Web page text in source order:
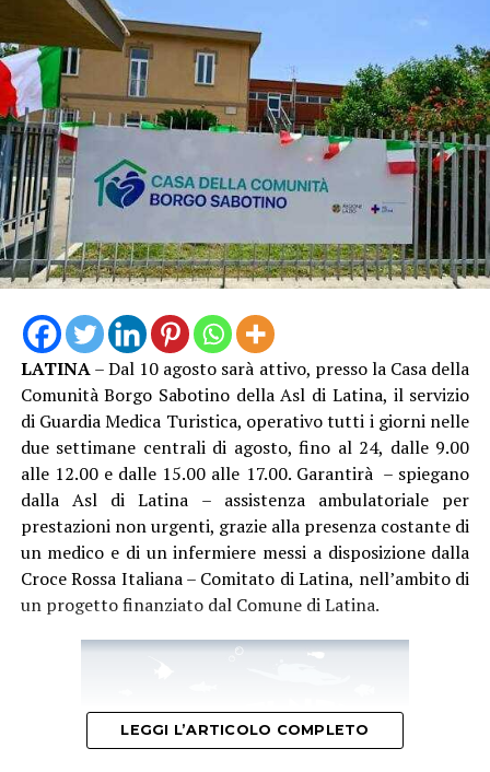
LATINA– Dal 10 agosto sarà attivo, presso la Casa della
Comunità Borgo Sabotino della Asl di Latina, il servizio
di Guardia Medica Turistica, operativo tutti i giorni nelle
due settimane centrali di agosto, fino al 24, dalle 9.00
alle 12.00 e dalle 15.00 alle 17.00. Garantirà – spiegano
dalla Asl di Latina – assistenza ambulatoriale per
prestazioni non urgenti, grazie alla presenza costante di
un medico e di un infermiere messi a disposizione dalla
Croce Rossa Italiana – Comitato di Latina, nell’ambito di
un progetto finanziato dal Comune di Latina.
LEGGI L’ARTICOLO COMPLETO